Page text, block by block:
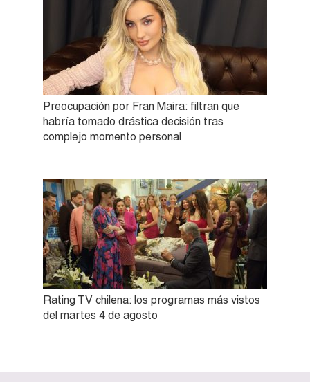
Preocupación por Fran Maira: filtran que
habría tomado drástica decisión tras
complejo momento personal
Rating TV chilena: los programas más vistos
del martes 4 de agosto